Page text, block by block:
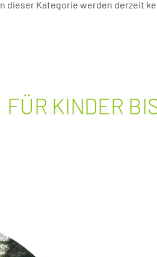
In dieser Kategorie werden derzeit
FÜR KINDER